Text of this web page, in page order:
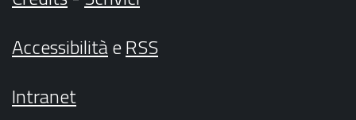
AccessibilitàeRSS
Intranet